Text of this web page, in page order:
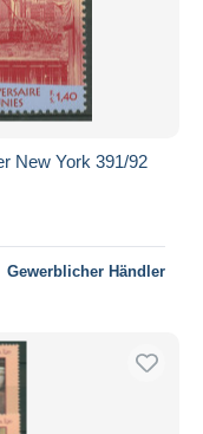
New York 391/92
Gewerblicher Händler